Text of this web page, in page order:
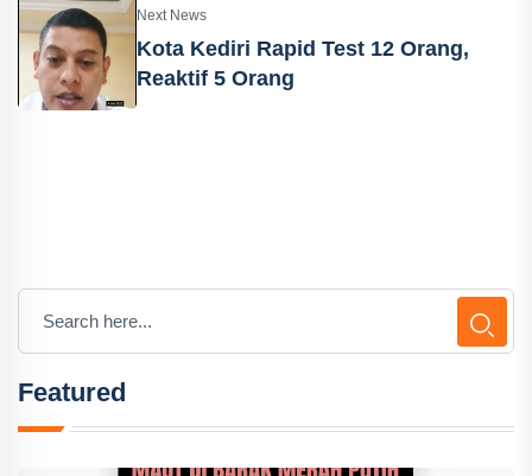
Next News
Kota Kediri Rapid Test 12 Orang,
Reaktif 5 Orang
Featured